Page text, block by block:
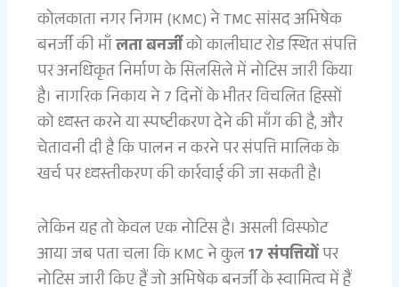
कोलकाता नगर निगम (KMC) ने TMC सांसद अभिषेक
बनर्जी की माँलता बनर्जीको कालीघाट रोड स्थित संपत्ति
पर अनधिकृत निर्माण के सिलसिले में नोटिस जारी किया
है। नागरिक निकाय ने 7 दिनों के भीतर विचलित हिस्सों
को ध्वस्त करने या स्पष्टीकरण देने की माँग की है, और
चेतावनी दी है कि पालन न करने पर संपत्ति मालिक के
खर्च पर ध्वस्तीकरण की कार्रवाई की जा सकती है।
लेकिन यह तो केवल एक नोटिस है। असली विस्फोट
आया जब पता चला कि KMC ने कुल17 संपत्तियोंपर
नोटिस जारी किए हैं जो अभिषेक बनर्जी के स्वामित्व में हैं